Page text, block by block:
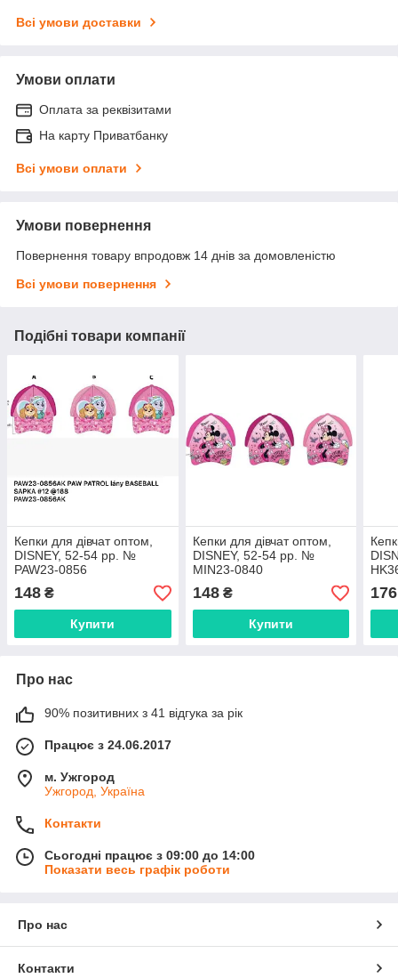
Всі умови доставки
Умови оплати
Оплата за реквізитами
На карту Приватбанку
Всі умови оплати
Умови повернення
Повернення товару впродовж 14 днів за домовленістю
Всі умови повернення
Подібні товари компанії
Кепки для дівчат оптом,
DISNEY, 52-54 рр. №
PAW23-0856
148 ₴
Купити
Кепки для дівчат оптом,
DISNEY, 52-54 рр. №
MIN23-0840
148₴
Купити
176
Про нас
90% позитивних з 41 відгука за рік
Працює з 24.06.2017
м. Ужгород
Ужгород, Україна
Контакти
Сьогодні працює з 09:00 до 14:00
Показати весь графік роботи
Про нас
Контакти